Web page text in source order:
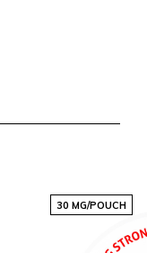
categoria
e confortável
30 MG/POUCH